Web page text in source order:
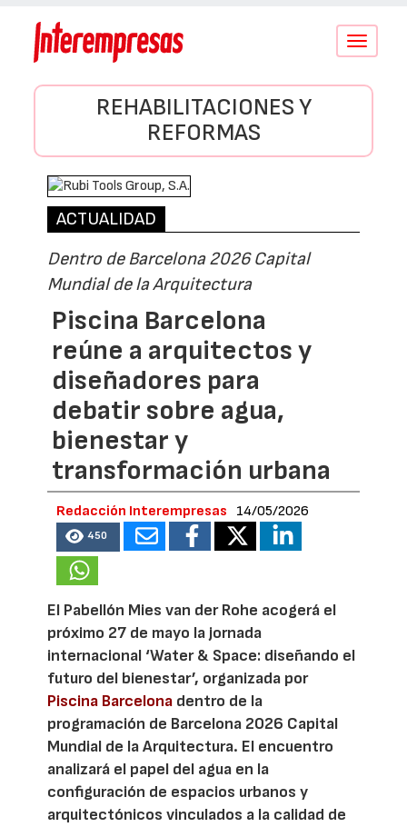
Conmutar
REHABILITACIONES Y
REFORMAS
ACTUALIDAD
Dentro de Barcelona 2026 Capital
Mundial de la Arquitectura
Piscina Barcelona
reúne a arquitectos y
diseñadores para
debatir sobre agua,
bienestar y
transformación urbana
Redacción Interempresas 14/05/2026
450
El Pabellón Mies van der Rohe acogerá el
próximo 27 de mayo la jornada
internacional ‘Water & Space: diseñando el
futuro del bienestar’, organizada por
Piscina Barcelona dentro de la
programación de Barcelona 2026 Capital
Mundial de la Arquitectura. El encuentro
analizará el papel del agua en la
configuración de espacios urbanos y
arquitectónicos vinculados a la calidad de